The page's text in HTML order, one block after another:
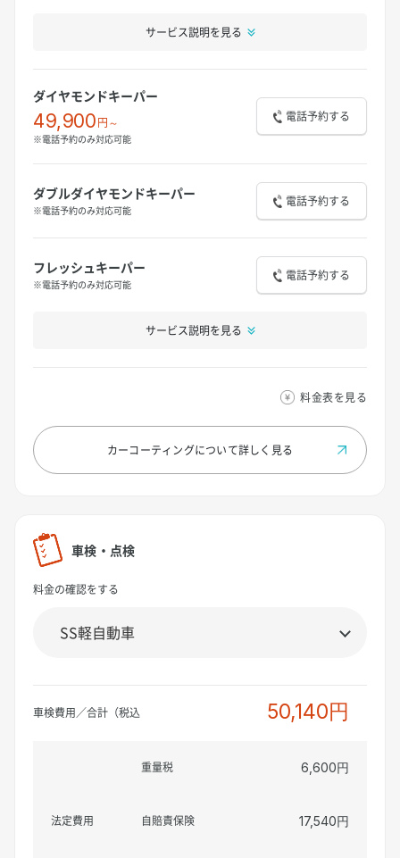
サービス説明を見る
ダイヤモンドキーパー
49,900円～
※電話予約のみ対応可能
電話予約する
ダブルダイヤモンドキーパー
※電話予約のみ対応可能
電話予約する
フレッシュキーパー
※電話予約のみ対応可能
電話予約する
サービス説明を見る
料金表を見る
カーコーティングについて詳しく見る
車検・点検
料金の確認をする
車検費用／合計（税込 50,140円
法定費用
重量税 6,600円
自賠責保険 17,540円